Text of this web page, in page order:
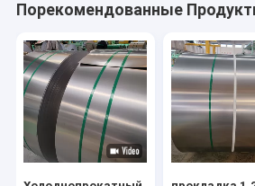
Порекомендованные